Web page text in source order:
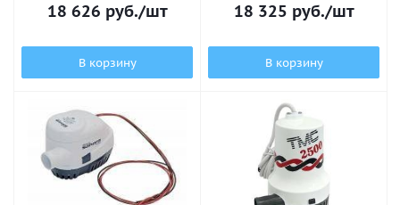
18 626 руб./шт
В корзину
18 325 руб./шт
В корзину